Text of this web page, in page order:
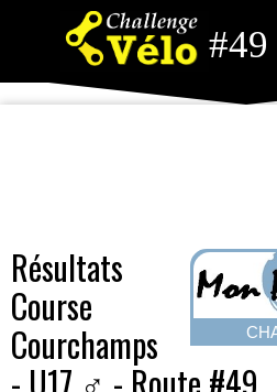
#49
Résultats
Course
Courchamps